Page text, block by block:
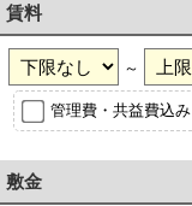
賃料
～
管理費・共益費込み
敷金